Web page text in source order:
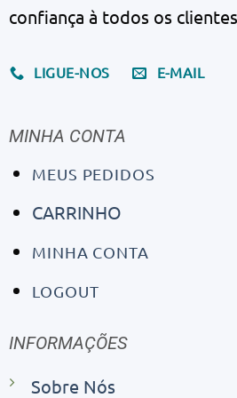
confiança à todos os
LIGUE-NOS E-MAIL
MINHA CONTA
MEUS PEDIDOS
CARRINHO
MINHA CONTA
LOGOUT
INFORMAÇÕES
Sobre Nós